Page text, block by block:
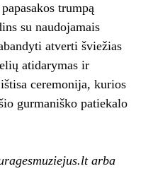
trumpą
su naudojamais
atverti šviežias
atidarymas ir
ceremonija, kurios
gurmaniško patiekalo
arba